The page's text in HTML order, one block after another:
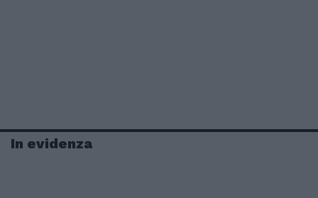
In evidenza